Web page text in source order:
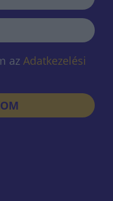
az Adatkezelési